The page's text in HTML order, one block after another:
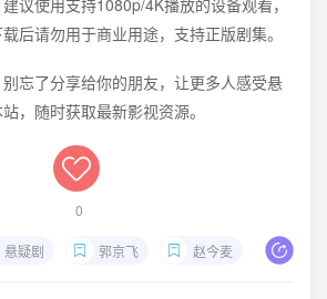
议使用支持1080p/4K播放的设备观看，
后请勿用于商业用途，支持正版剧集。
忘了分享给你的朋友，让更多人感受悬
，随时获取最新影视资源。
0
悬疑剧 郭京飞 赵今麦 刑侦剧